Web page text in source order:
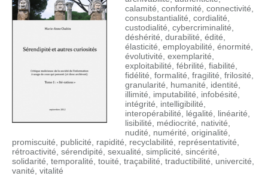
calamité, conformité, connectivité,
consubstantialité, cordialité,
custodialité, cybercriminalité,
déshérité, durabilité, édité,
élasticité, employabilité, énormité,
évolutivité, exemplarité,
exploitabilité, fébrilité, fiabilité,
fidélité, formalité, fragilité, frilosité,
granularité, humanité, identité,
illimité, imputabilité, infobésité,
intégrité, intelligibilité,
interopérabilité, légalité, linéarité,
lisibilité, médiocrité, nativité,
nudité, numérité, originalité,
promiscuité, publicité, rapidité, recyclabilité, représentativité,
rétroactivité, sérendipité, sexualité, simplicité, sincérité,
solidarité, temporalité, touité, traçabilité, traductibilité, univercité,
vanité, vitalité